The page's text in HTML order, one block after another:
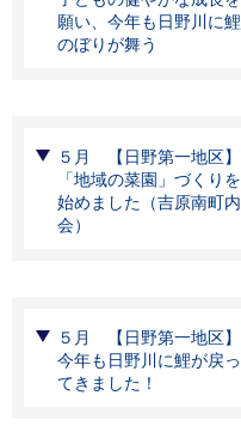
願い、今年も日野川に鯉
のぼりが舞う
５月 【日野第一地区】
「地域の菜園」づくりを
始めました（吉原南町内
会）
５月 【日野第一地区】
今年も日野川に鯉が戻っ
てきました！